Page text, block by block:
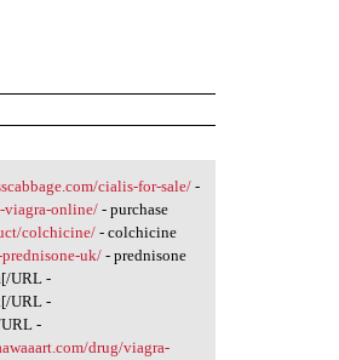
cialis-for-sale/-
viagra-online/ - purchase
colchicine/- colchicine
uk/- prednisone
URL -
URL -
-
drug/viagra-